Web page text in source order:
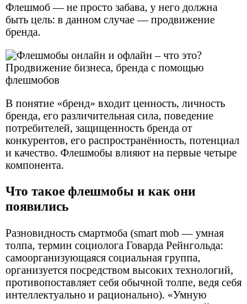
Флешмоб — не просто забава, у него должна
быть цель: в данном случае — продвижение
бренда.
В понятие «бренд» входит ценность, личность
бренда, его различительная сила, поведение
потребителей, защищенность бренда от
конкурентов, его распространённость, потенциал
и качество. Флешмобы влияют на первые четыре
компонента.
Что такое флешмобы и как они
появились
Разновидность смартмоба (smart mob — умная
толпа, термин социолога Говарда Рейнгольда:
самоорганизующаяся социальная группа,
организуется посредством высоких технологий,
противопоставляет себя обычной толпе, ведя себя
интеллектуально и рационально). «Умную